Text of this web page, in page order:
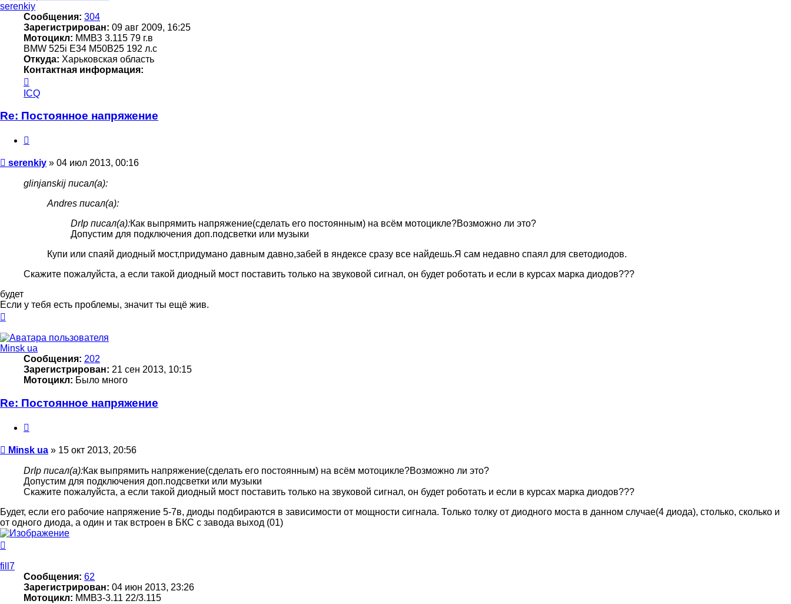
serenkiy
Сообщения: 304
Зарегистрирован: 09 авг 2009, 16:25
Мотоцикл: ММВЗ 3.115 79 г.в
BMW 525i Е34 M50B25 192 л.с
Откуда: Харьковская область
Контактная информация:
информация
пользователя
serenkiy
ICQ
Re: Постоянное напряжение
Сообщение
serenkiy » 04 июл 2013, 00:16
glinjanskij писал(а):
Andres писал(а):
DrIp писал(а):Как выпрямить напряжение(сделать его постоянным) на всём мотоцикле?Возможно ли это?
Допустим для подключения доп.подсветки или музыки
Купи или спаяй диодный мост,придумано давным давно,забей в яндексе сразу все найдешь.Я сам недавно спаял для светодиодов.
Скажите пожалуйста, а если такой диодный мост поставить только на звуковой сигнал, он будет роботать и если в курсах марка диодов???
будет
Если у тебя есть проблемы, значит ты ещё жив.
началу
Minsk ua
Сообщения: 202
Зарегистрирован: 21 сен 2013, 10:15
Мотоцикл: Было много
Re: Постоянное напряжение
Сообщение
Minsk ua » 15 окт 2013, 20:56
DrIp писал(а):Как выпрямить напряжение(сделать его постоянным) на всём мотоцикле?Возможно ли это?
Допустим для подключения доп.подсветки или музыки
Скажите пожалуйста, а если такой диодный мост поставить только на звуковой сигнал, он будет роботать и если в курсах марка диодов???
Будет, если его рабочие напряжение 5-7в, диоды подбираются в зависимости от мощности сигнала. Только толку от диодного моста в данном случае(4 диода), столько, сколько и
от одного диода, а один и так встроен в БКС с завода выход (01)
началу
fill7
Сообщения: 62
Зарегистрирован: 04 июн 2013, 23:26
Мотоцикл: ММВЗ-3.11 22/3.115